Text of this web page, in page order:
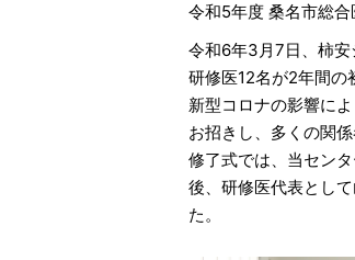
令和5年度 桑名市総合
令和6年3月7日、柿安
研修医12名が2年間の
新型コロナの影響に
お招きし、多くの関
修了式では、当セン
後、研修医代表とし
た。